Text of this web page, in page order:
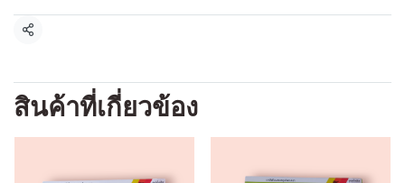
แชร์
สินค้าที่เกี่ยวข้อง